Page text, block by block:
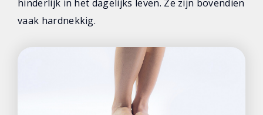
hinderlijk in het dagelijks leven. Ze zijn bovendien
vaak hardnekkig.